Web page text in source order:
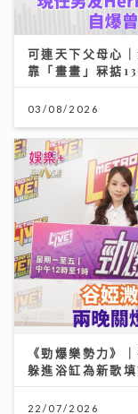
可連天下父母心
靠「畫畫」冧掂
03/08/2026
《勁爆樂勢力》
躲進浴缸為新歌填
22/07/2026